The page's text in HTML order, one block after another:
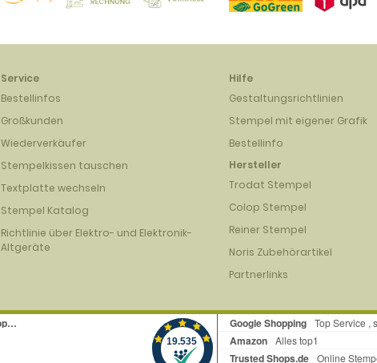
Service
Bestellinfos
Großkunden
Wiederverkäufer
Stempelkissen tauschen
Textplatte wechseln
Stempel Katalog
Richtlinie über Elektro- und Elektronik-
Altgeräte
Hilfe
Gestaltungsrichtlinien
Stempel mit eigener Grafik
Bestellinfo
Hersteller
Trodat Stempel
Colop Stempel
Reiner Stempel
Noris Zubehörartikel
Partnerlinks